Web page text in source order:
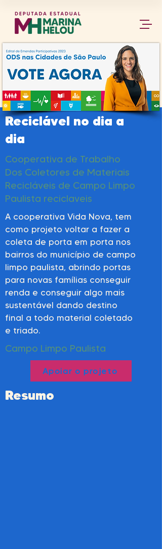
Reciclável no dia a
dia
Cooperativa de Trabalho
Dos Coletores de Materiais
Recicláveis de Campo Limpo
Paulista reciclaveis
A cooperativa Vida Nova, tem
como projeto voltar a fazer a
coleta de porta em porta nos
bairros do município de campo
limpo paulista, abrindo portas
para novas famílias conseguir
renda e conseguir algo mais
sustentável dando destino
final a todo material coletado
e triado.
Campo Limpo Paulista
Apoiar o projeto
Resumo